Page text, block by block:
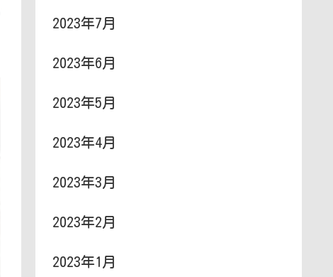
2023年7月
2023年6月
2023年5月
2023年4月
2023年3月
2023年2月
2023年1月